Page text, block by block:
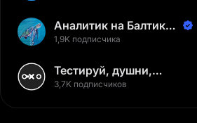
Аналитик на Балтике |
Неверов Станислав
1,9K подписчика
Тестируй, душни,
наслаждайся
3,7K подписчиков